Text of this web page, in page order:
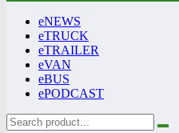
eNEWS
eTRUCK
eTRAILER
eVAN
eBUS
ePODCAST